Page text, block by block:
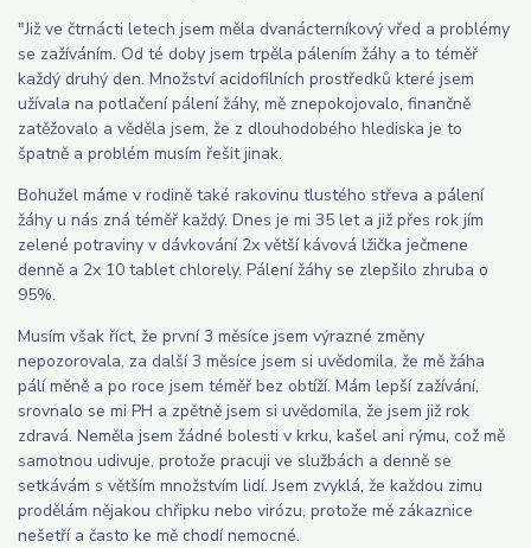
"Již ve čtrnácti letech jsem měla dvanácterníkový vřed a problémy
se zažíváním. Od té doby jsem trpěla pálením žáhy a to téměř
každý druhý den. Množství acidofilních prostředků které jsem
užívala na potlačení pálení žáhy, mě znepokojovalo, finančně
zatěžovalo a věděla jsem, že z dlouhodobého hlediska je to
špatně a problém musím řešit jinak.
Bohužel máme v rodině také rakovinu tlustého střeva a pálení
žáhy u nás zná téměř každý. Dnes je mi 35 let a již přes rok jím
zelené potraviny v dávkování 2x větší kávová lžička ječmene
denně a 2x 10 tablet chlorely. Pálení žáhy se zlepšilo zhruba o
95%.
Musím však říct, že první 3 měsíce jsem výrazné změny
nepozorovala, za další 3 měsíce jsem si uvědomila, že mě žáha
pálí měně a po roce jsem téměř bez obtíží. Mám lepší zažívání,
srovnalo se mi PH a zpětně jsem si uvědomila, že jsem již rok
zdravá. Neměla jsem žádné bolesti v krku, kašel ani rýmu, což mě
samotnou udivuje, protože pracuji ve službách a denně se
setkávám s větším množstvím lidí. Jsem zvyklá, že každou zimu
prodělám nějakou chřipku nebo virózu, protože mě zákaznice
nešetří a často ke mě chodí nemocné.